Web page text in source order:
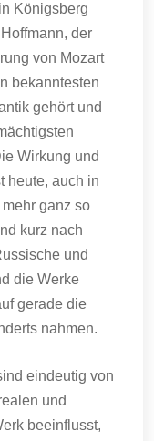
in Königsberg
der
von Mozart
bekanntesten
gehört und
Wirkung und
heute, auch in
ganz so
kurz nach
und
die Werke
gerade die
nahmen.
eindeutig von
und
beeinflusst,